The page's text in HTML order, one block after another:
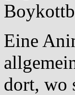
Eine
dort, wo